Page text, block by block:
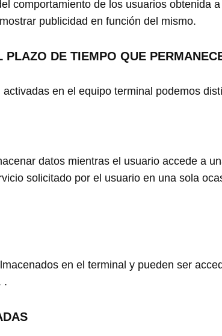
comportamiento de los usuarios
publicidad en función del mismo.
DE TIEMPO QUE
en el equipo terminal podemos
datos mientras el usuario accede a
solicitado por el usuario en una sola
en el terminal y pueden ser
.